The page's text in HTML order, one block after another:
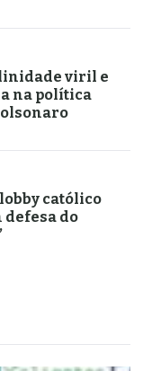
viril e
na política
católico
defesa do